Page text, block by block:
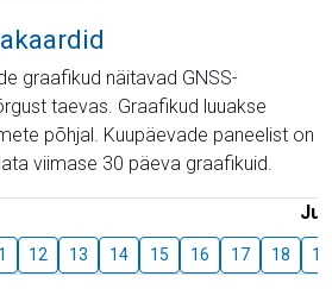
graafikud näitavad GNSS-
taevas. Graafikud luuakse
põhjal. Kuupäevade paneelist on
viimase 30 päeva graafikuid.
12 13 14 15 16 17 18 19